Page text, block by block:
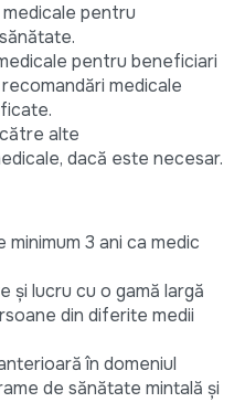
pentru
pentru beneficiari
medicale
alte
dacă este necesar.
3 ani ca medic
și lucru cu o gamă largă
din diferite medii
în domeniul
de sănătate mintală și